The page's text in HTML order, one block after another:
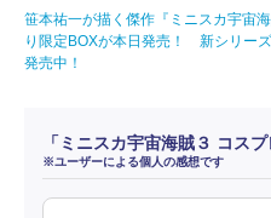
笹本祐一が描く傑作『ミニスカ宇宙
り限定BOXが本日発売！ 新シリー
発売中！
「ミニスカ宇宙海賊３ コス
※ユーザーによる個人の感想です